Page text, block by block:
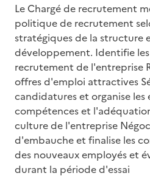
Le Chargé de recrutement
politique de recrutement
stratégiques de la structure
développement. Identifie les
recrutement de l'entreprise
offres d'emploi attractives
candidatures et organise les
compétences et
culture de l'entreprise
d'embauche et finalise les
des nouveaux employés et
durant la période d'essai